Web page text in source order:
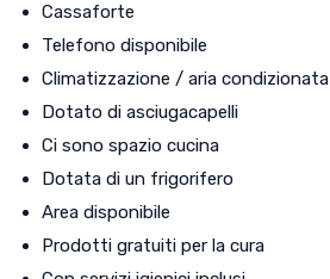
Cassaforte
Telefono disponibile
Climatizzazione / aria condizionata
Dotato di asciugacapelli
Ci sono spazio cucina
Dotata di un frigorifero
Area disponibile
Prodotti gratuiti per la cura